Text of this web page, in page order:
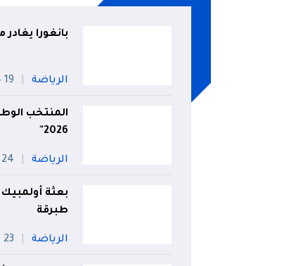
بانغورا يغادر
الرياضة 19 جويلية
المنتخب
2026"
الرياضة 24 جويلية
بعثة
طبرقة
الرياضة 23 جويلية